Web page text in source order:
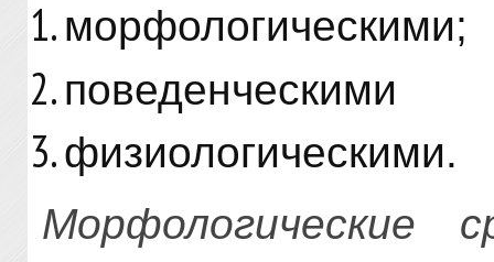
морфологическими;
поведенческими
физиологическими.
Морфологические